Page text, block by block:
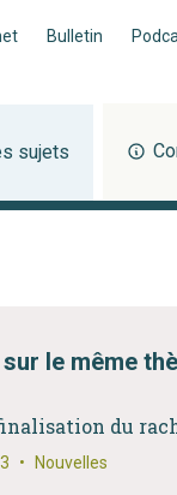
Bulletin
sujets
le même
du
• Nouvelles